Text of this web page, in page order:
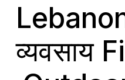
व्यवसाय